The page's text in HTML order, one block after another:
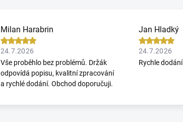
Milan Harabrin
24.7.2026
Vše proběhlo bez problémů. Držák
odpovídá popisu, kvalitní zpracování
a rychlé dodání. Obchod doporučuji.
Jan Hladký
24.7.2026
Rychle dodání